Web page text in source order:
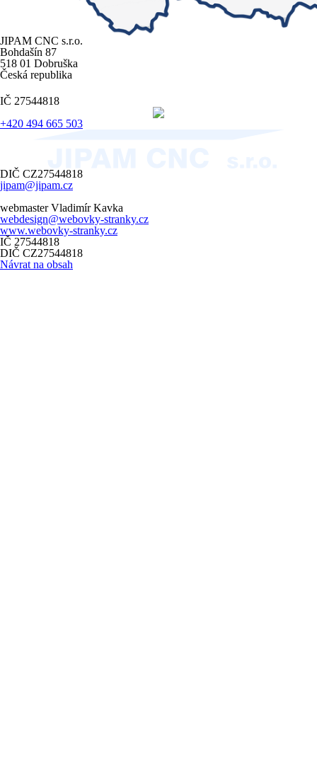
JIPAM CNC s.r.o.
Bohdašín 87
518 01 Dobruška
Česká republika
IČ 27544818
+420 494 665 503
DIČ CZ27544818
jipam@jipam.cz
webmaster Vladimír Kavka
webdesign@webovky-stranky.cz
www.webovky-stranky.cz
IČ 27544818
DIČ CZ27544818
Návrat na obsah